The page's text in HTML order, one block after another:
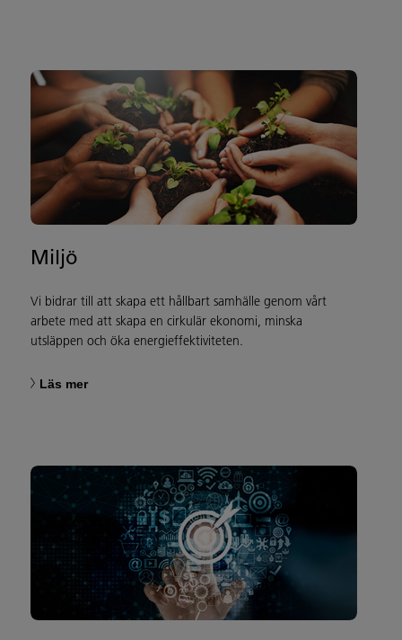
Miljö
Vi bidrar till att skapa ett hållbart samhälle genom vårt
arbete med att skapa en cirkulär ekonomi, minska
utsläppen och öka energieffektiviteten.
Läs mer